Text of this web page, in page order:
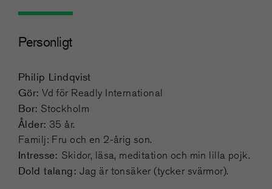
Personligt
Philip Lindqvist
Gör: Vd för Readly International
Bor: Stockholm
Ålder: 35 år.
Familj: Fru och en 2-årig son.
Intresse: Skidor, läsa, meditation och min lilla pojk.
Dold talang: Jag är tonsäker (tycker svärmor).